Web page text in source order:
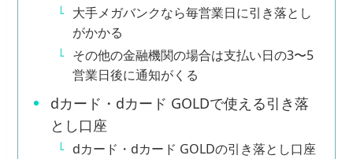
大手メガバンクなら毎営業日に引き落とし
がかかる
その他の金融機関の場合は支払い日の3〜5
営業日後に通知がくる
dカード・dカード GOLDで使える引き落
とし口座
dカード・dカード GOLDの引き落とし口座